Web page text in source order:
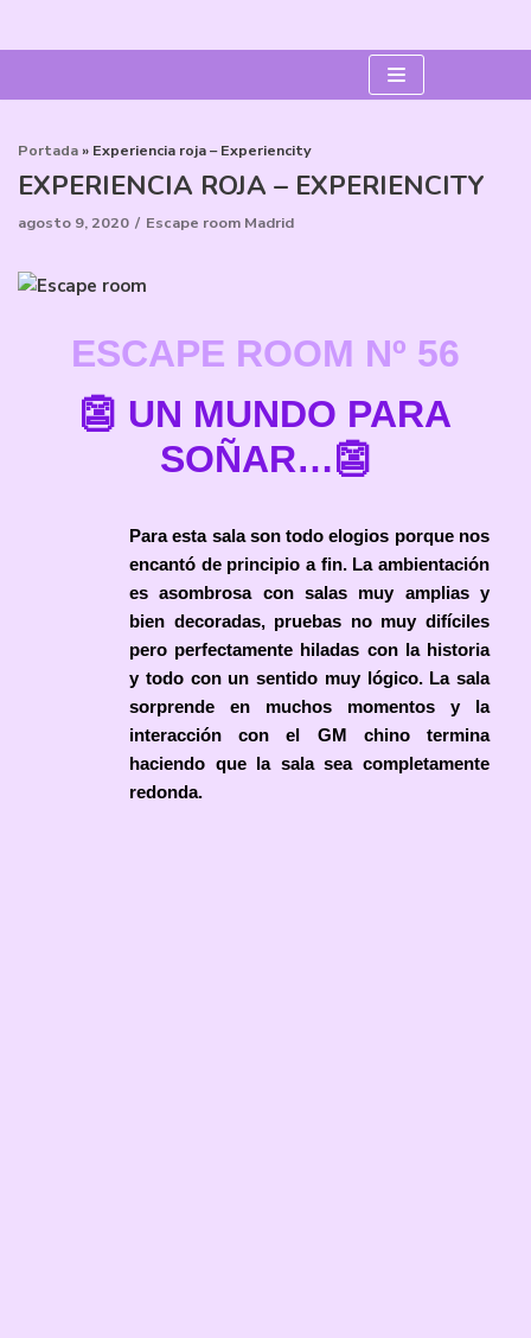
al
Portada » Experiencia roja – Experiencity
EXPERIENCIA ROJA – EXPERIENCITY
agosto 9, 2020 Escape room Madrid
ESCAPE ROOM Nº 56
👺 UN MUNDO PARA
SOÑAR…👺
Para esta sala son todo elogios porque nos
encantó de principio a fin. La ambientación
es asombrosa con salas muy amplias y
bien decoradas, pruebas no muy difíciles
pero perfectamente hiladas con la historia
y todo con un sentido muy lógico. La sala
sorprende en muchos momentos y la
interacción con el GM chino termina
haciendo que la sala sea completamente
redonda.